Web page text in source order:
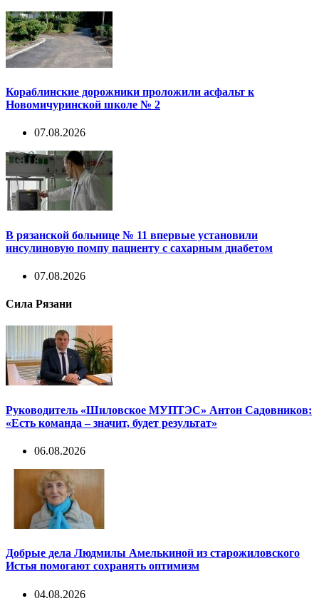
Кораблинские дорожники проложили асфальт к
Новомичуринской школе № 2
07.08.2026
В рязанской больнице № 11 впервые установили
инсулиновую помпу пациенту с сахарным диабетом
07.08.2026
Сила Рязани
Руководитель «Шиловское МУПТЭС» Антон Садовников:
«Есть команда – значит, будет результат»
06.08.2026
Добрые дела Людмилы Амелькиной из старожиловского
Истья помогают сохранять оптимизм
04.08.2026